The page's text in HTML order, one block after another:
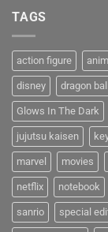
TAGS
action figure
disney dragon ball
Glows In The Dark
jujutsu kaisen
marvel movies
netflix notebook
sanrio special